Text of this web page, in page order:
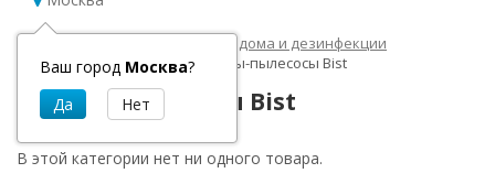
Ваш город Москва?
Главная
Роботы для уборки дома и дезинфекции
Роботы пылесосы
Роботы-пылесосы Bist
Роботы-пылесосы Bist
В этой категории нет ни одного товара.